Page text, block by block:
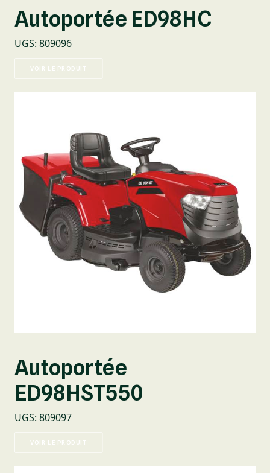
Autoportée ED98HC
UGS: 809096
VOIR LE PRODUIT
Autoportée
ED98HST550
UGS: 809097
VOIR LE PRODUIT